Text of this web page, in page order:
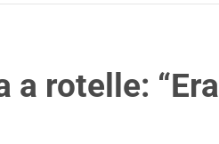
a rotelle: “Era